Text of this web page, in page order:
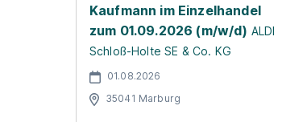
Kaufmann im Einzelhandel
zum 01.09.2026 (m/w/d) ALDI
Schloß-Holte SE & Co. KG
01.08.2026
35041 Marburg